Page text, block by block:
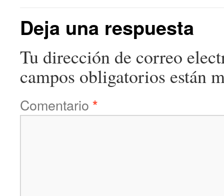
Deja una respuesta
Tu dirección de correo
campos obligatorios están
Comentario *